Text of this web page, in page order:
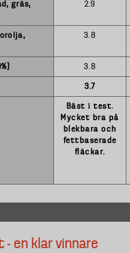
gräs,
2.9
3.8
3.8
3.7
Bäst i test.
Mycket bra på
blekbara och
fettbaserade
fläckar.
en klar vinnare